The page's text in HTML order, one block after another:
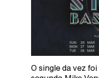
O single da vez